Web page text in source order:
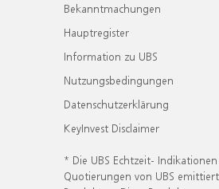
Bekanntmachungen
Hauptregister
Information zu UBS
Nutzungsbedingungen
Datenschutzerklärung
KeyInvest Disclaimer
* Die UBS Echtzeit-
Quotierungen von UBS